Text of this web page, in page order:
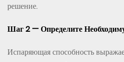
решение.
Шаг 2 — Определите
Испаряющая способность